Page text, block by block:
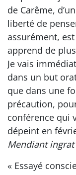
de Carême,
liberté de
assurément,
apprend de
Je vais
dans un but
que dans une
précaution,
conférence qui
dépeint en
Mendiant ingrat
« Essayé